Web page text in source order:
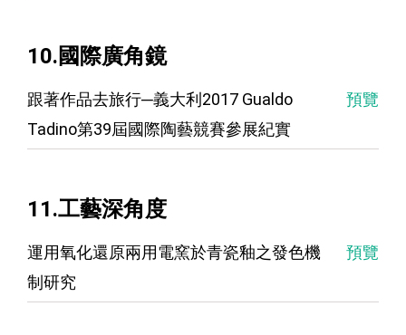
10.國際廣角鏡
跟著作品去旅行─義大利2017 Gualdo
Tadino第39屆國際陶藝競賽參展紀實
預覽
11.工藝深角度
運用氧化還原兩用電窯於青瓷釉之發色機
制研究
預覽